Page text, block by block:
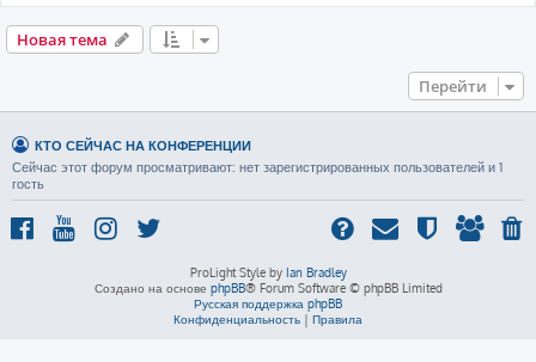
Новая тема
Перейти
КТО СЕЙЧАС НА КОНФЕРЕНЦИИ
Сейчас этот форум просматривают: нет зарегистрированных пользователей и 1
гость
ProLight Style by Ian Bradley
Создано на основе phpBB® Forum Software © phpBB Limited
Русская поддержка phpBB
Конфиденциальность | Правила